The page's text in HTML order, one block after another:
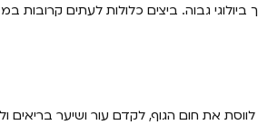
גבוה. ביצים כלולות לעתים קרובות
את חום הגוף, לקדם עור ושיער בריאים